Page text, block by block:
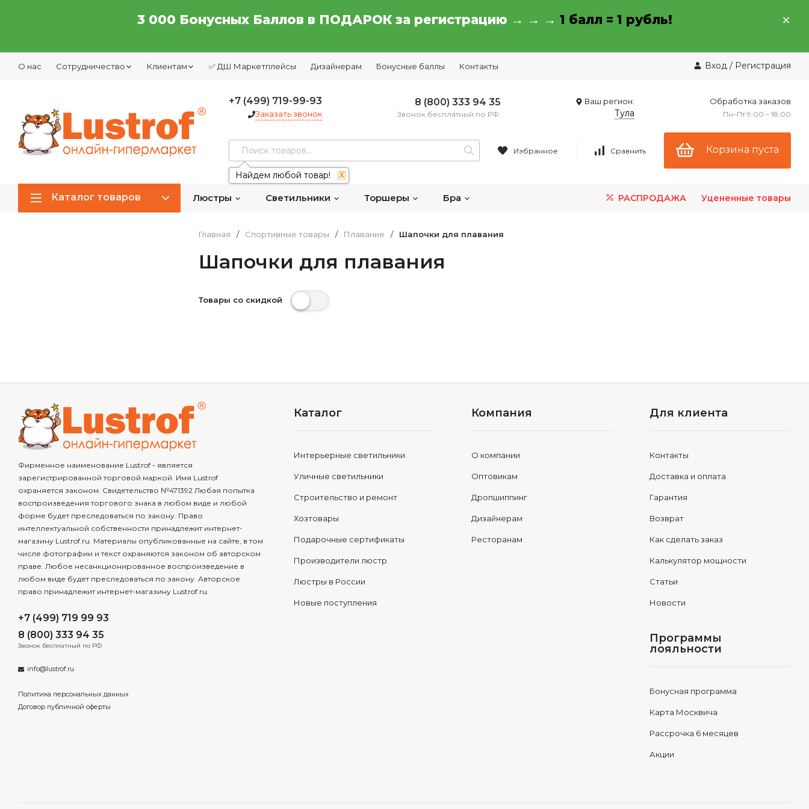
3 000 Бонусных Баллов в ПОДАРОК за регистрацию → → → 1 балл = 1 рубль!
О нас Сотрудничество Клиентам ✅ ДШ Маркетплейсы Дизайнерам Бонусные баллы Контакты Вход / Регистрация
+7 (499) 719-99-93
Заказать звонок
8 (800) 333 94 35
Звонок бесплатный по РФ.
Ваш регион:
Тула
Обработка заказов
Пн–Пт 9:00 – 18:00
Найдем любой товар! X
Избранное Сравнить Корзина пуста
Каталог товаров Люстры Светильники Торшеры Бра РАСПРОДАЖА Уцененные товары
Главная / Спортивные товары / Плавание / Шапочки для плавания
Шапочки для плавания
Товары со скидкой
Фирменное наименование Lustrof - является
зарегистрированной торговой маркой. Имя Lustrof
охраняется законом. Свидетельство №471392 Любая попытка
воспроизведения торгового знака в любом виде и любой
форме будет преследоваться по закону. Право
интеллектуальной собственности принадлежит интернет-
магазину Lustrof.ru. Материалы опубликованные на сайте, в том
числе фотографии и текст охраняются законом об авторском
праве. Любое несанкционированное воспроизведение в
любом виде будет преследоваться по закону. Авторское
право принадлежит интернет-магазину Lustrof.ru.
+7 (499) 719 99 93
8 (800) 333 94 35
Звонок бесплатный по РФ
info@lustrof.ru
Политика персональных данных
Договор публичной оферты
Каталог
Интерьерные светильники
Уличные светильники
Строительство и ремонт
Хозтовары
Подарочные сертификаты
Производители люстр
Люстры в России
Новые поступления
Компания
О компании
Оптовикам
Дропшиппинг
Дизайнерам
Ресторанам
Для клиента
Контакты
Доставка и оплата
Гарантия
Возврат
Как сделать заказ
Калькулятор мощности
Статьи
Новости
Программы
лояльности
Бонусная программа
Карта Москвича
Рассрочка 6 месяцев
Акции